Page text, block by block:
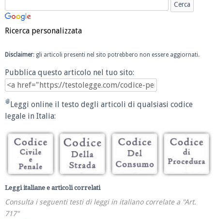
Ricerca personalizzata
Disclaimer: gli articoli presenti nel sito potrebbero non essere aggiornati.
Pubblica questo articolo nel tuo sito:
Leggi online il testo degli articoli di qualsiasi codice
legale in Italia:
Leggi italiane e articoli correlati
Consulta i seguenti testi di leggi in italiano correlate a "Art.
717"